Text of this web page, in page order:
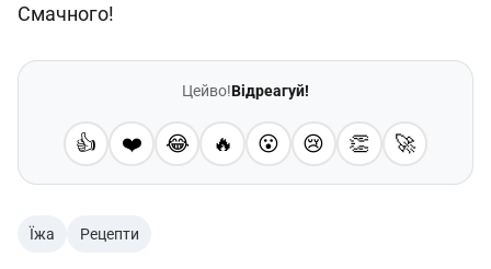
Смачного!
Цейво!Відреагуй!
👍 ❤️ 😂 🔥 😮 😢 👏 🚀
Їжа Рецепти